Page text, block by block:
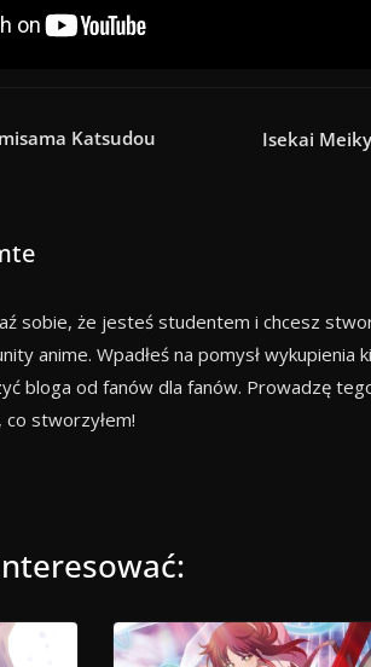
Katsudou
Isekai
sobie, że jesteś studentem i chcesz
anime. Wpadłeś na pomysł
bloga od fanów dla fanów. Prowadzę
co stworzyłem!